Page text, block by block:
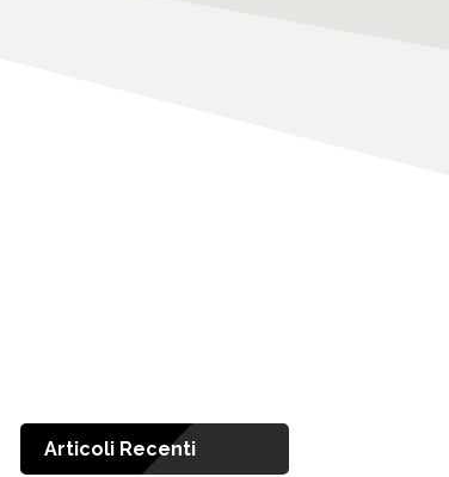
Articoli Recenti